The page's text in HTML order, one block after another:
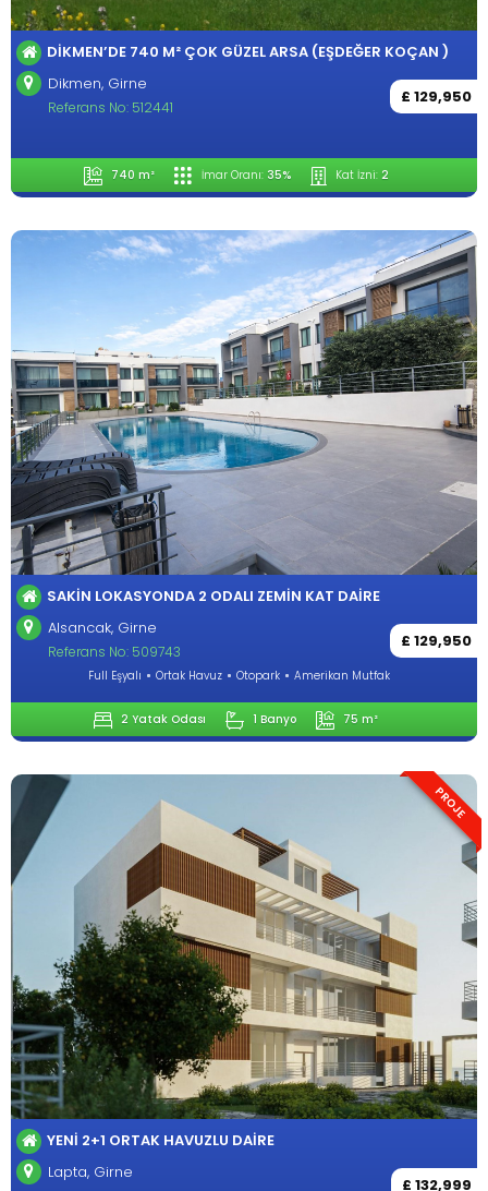
DIKMEN’DE 740 M² ÇOK GÜZEL ARSA (EŞDEĞER KOÇAN )
Dikmen, Girne
£ 129,950
Referans No: 512441
740 m² İmar Oranı: 35% Kat İzni: 2
SAKIN LOKASYONDA 2 ODALI ZEMIN KAT DAIRE
Alsancak, Girne
£ 129,950
Referans No: 509743
Full Eşyalı Ortak Havuz Otopark Amerikan Mutfak
2 Yatak Odası 1 Banyo 75 m²
PROJE
YENI 2+1 ORTAK HAVUZLU DAIRE
Lapta, Girne
£ 132,999